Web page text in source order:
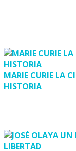
MARIE CURIE LA
HISTORIA